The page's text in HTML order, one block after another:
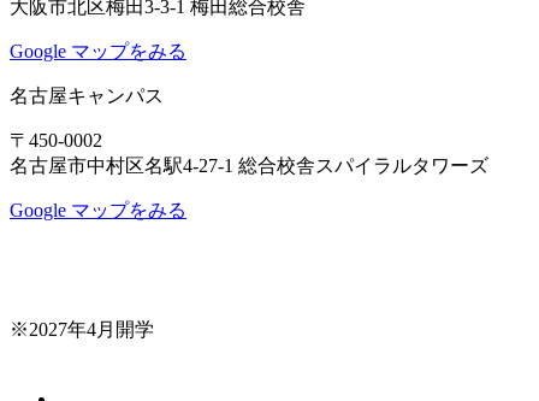
大阪市北区梅田3-3-1 梅田総合校舎
Google マップをみる
名古屋キャンパス
〒450-0002
名古屋市中村区名駅4-27-1 総合校舎スパイラルタワーズ
Google マップをみる
※2027年4月開学